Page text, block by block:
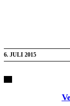
6. JULI 2015